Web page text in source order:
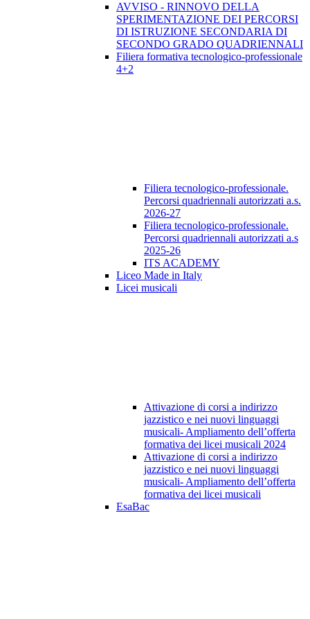
AVVISO - RINNOVO DELLA
SPERIMENTAZIONE DEI PERCORSI
DI ISTRUZIONE SECONDARIA DI
SECONDO GRADO QUADRIENNALI
Filiera formativa tecnologico-professionale
4+2
Filiera tecnologico-professionale.
Percorsi quadriennali autorizzati a.s.
2026-27
Filiera tecnologico-professionale.
Percorsi quadriennali autorizzati a.s
2025-26
ITS ACADEMY
Liceo Made in Italy
Licei musicali
Attivazione di corsi a indirizzo
jazzistico e nei nuovi linguaggi
musicali- Ampliamento dell’offerta
formativa dei licei musicali 2024
Attivazione di corsi a indirizzo
jazzistico e nei nuovi linguaggi
musicali- Ampliamento dell’offerta
formativa dei licei musicali
EsaBac